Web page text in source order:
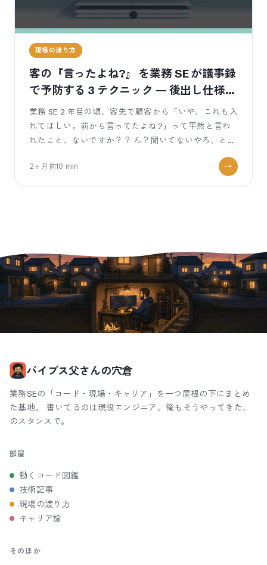
現場の渡り方
客の『言ったよね?』 を業務 SE が議事録
で予防する 3 テクニック — 後出し仕様変
更を物理的に止める朝の議事録術
業務 SE 2 年目の頃、客先で顧客から「いや、これも入
れてほしい。前から言ってたよね?」って平然と言わ
れたこと、ないですか？？ ん？聞いてないやろ、と頭
2ヶ月前10 min
バイブス父さんの穴倉
業務SEの「コード・現場・キャリア」を一つ屋根の下にまとめ
た基地。 書いてるのは現役エンジニア。俺もそうやってきた、
のスタンスで。
部屋
動くコード図鑑
技術記事
現場の渡り方
キャリア論
そのほか